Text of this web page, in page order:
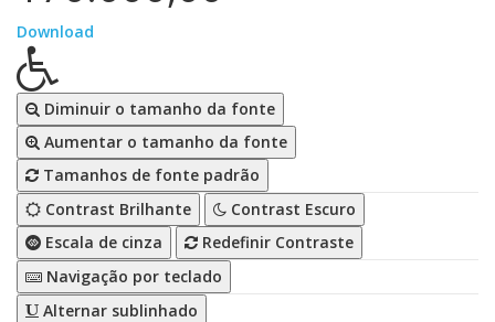
Download
Diminuir o tamanho da fonte
Aumentar o tamanho da fonte
Tamanhos de fonte padrão
Contrast Brilhante
Contrast Escuro
Escala de cinza
Redefinir Contraste
Navigação por teclado
Alternar sublinhado